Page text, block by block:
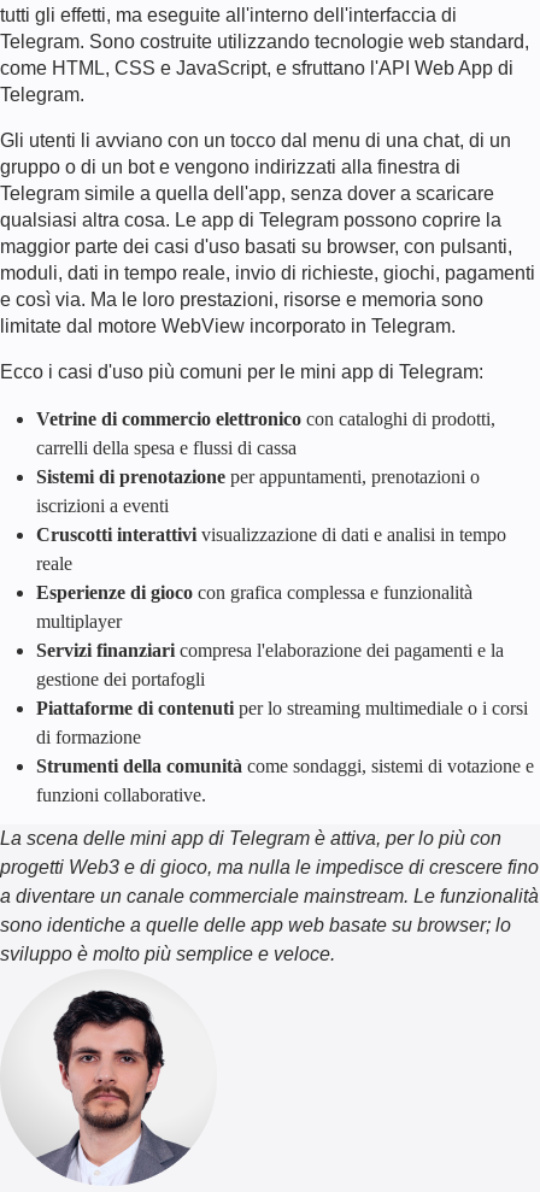
tutti gli effetti, ma eseguite all'interno dell'interfaccia di
Telegram. Sono costruite utilizzando tecnologie web standard,
come HTML, CSS e JavaScript, e sfruttano l'API Web App di
Telegram.
Gli utenti li avviano con un tocco dal menu di una chat, di un
gruppo o di un bot e vengono indirizzati alla finestra di
Telegram simile a quella dell'app, senza dover a scaricare
qualsiasi altra cosa. Le app di Telegram possono coprire la
maggior parte dei casi d'uso basati su browser, con pulsanti,
moduli, dati in tempo reale, invio di richieste, giochi, pagamenti
e così via. Ma le loro prestazioni, risorse e memoria sono
limitate dal motore WebView incorporato in Telegram.
Ecco i casi d'uso più comuni per le mini app di Telegram:
Vetrine di commercio elettronico con cataloghi di prodotti,
carrelli della spesa e flussi di cassa
Sistemi di prenotazione per appuntamenti, prenotazioni o
iscrizioni a eventi
Cruscotti interattivi visualizzazione di dati e analisi in tempo
reale
Esperienze di gioco con grafica complessa e funzionalità
multiplayer
Servizi finanziari compresa l'elaborazione dei pagamenti e la
gestione dei portafogli
Piattaforme di contenuti per lo streaming multimediale o i corsi
di formazione
Strumenti della comunità come sondaggi, sistemi di votazione e
funzioni collaborative.
La scena delle mini app di Telegram è attiva, per lo più con
progetti Web3 e di gioco, ma nulla le impedisce di crescere fino
a diventare un canale commerciale mainstream. Le funzionalità
sono identiche a quelle delle app web basate su browser; lo
sviluppo è molto più semplice e veloce.